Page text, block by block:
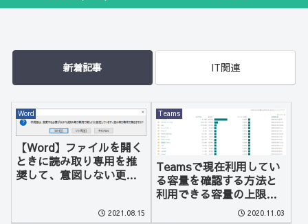
新着記事 IT関連
Word
【Word】ファイルを開く
ときに読み取り専用を推
奨して、意図しない更新
2021.08.15
Teams
Teamsで現在利用してい
る容量を確認する方法と
利用できる容量の上限の
確認・変更する方法2020.11.03